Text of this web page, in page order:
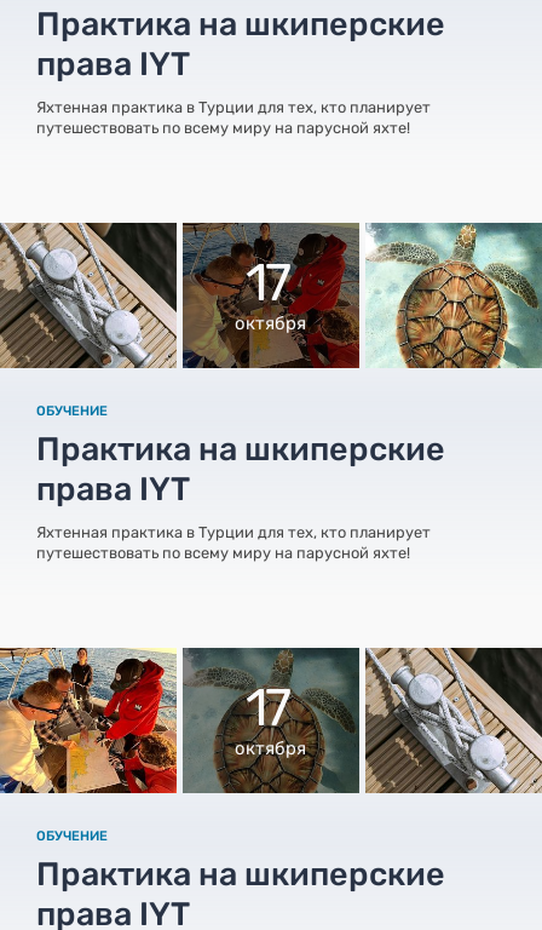
Практика на шкиперские
права IYT
Яхтенная практика в Турции для тех, кто планирует
путешествовать по всему миру на парусной яхте!
17
октября
ОБУЧЕНИЕ
Практика на шкиперские
права IYT
Яхтенная практика в Турции для тех, кто планирует
путешествовать по всему миру на парусной яхте!
17
октября
ОБУЧЕНИЕ
Практика на шкиперские
права IYT